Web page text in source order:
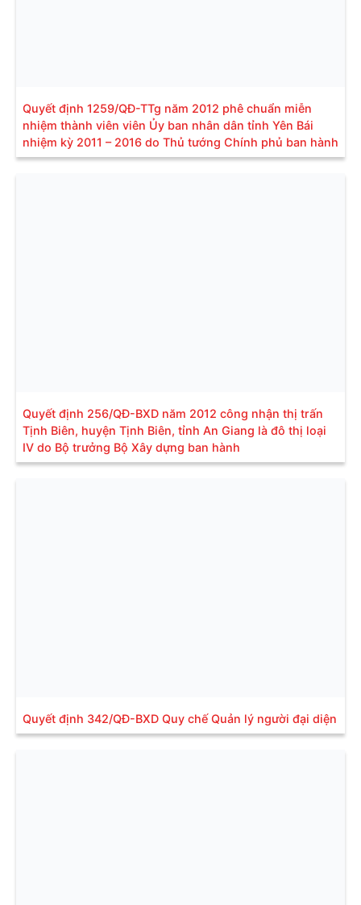
Quyết định 1259/QĐ-TTg năm 2012 phê chuẩn miễn
nhiệm thành viên viên Ủy ban nhân dân tỉnh Yên Bái
nhiệm kỳ 2011 – 2016 do Thủ tướng Chính phủ ban hành
Quyết định 256/QĐ-BXD năm 2012 công nhận thị trấn
Tịnh Biên, huyện Tịnh Biên, tỉnh An Giang là đô thị loại
IV do Bộ trưởng Bộ Xây dựng ban hành
Quyết định 342/QĐ-BXD Quy chế Quản lý người đại diện